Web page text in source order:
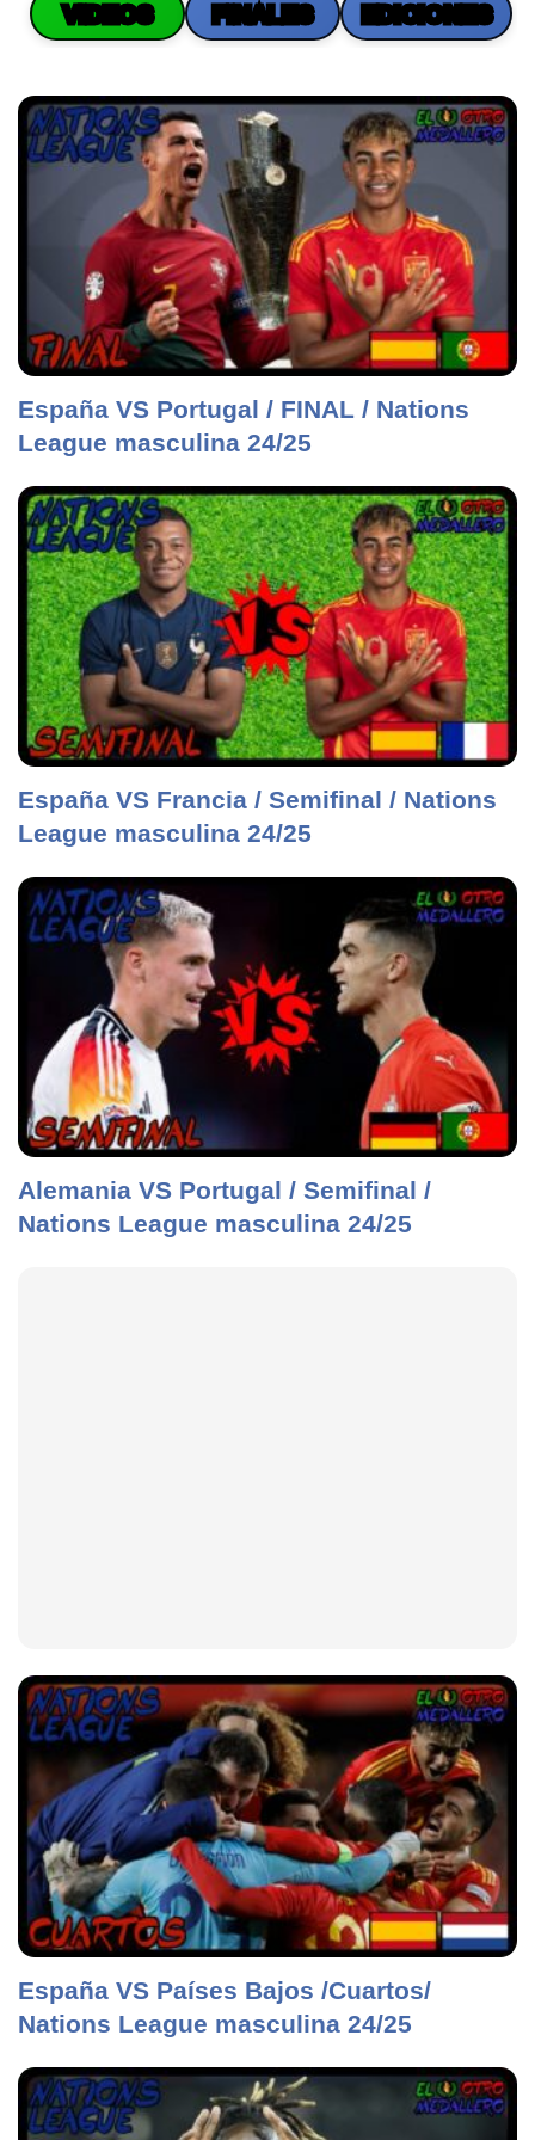
VIDEOS FINALES EDICIONES
España VS Portugal / FINAL / Nations
League masculina 24/25
España VS Francia / Semifinal / Nations
League masculina 24/25
Alemania VS Portugal / Semifinal /
Nations League masculina 24/25
España VS Países Bajos /Cuartos/
Nations League masculina 24/25